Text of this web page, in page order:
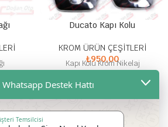
Ducato Kapı Kolu
KROM ÜRÜN ÇEŞİTLERİ
₺950,00
Kapı Kolu Krom Nikelaj
Whatsapp Destek Hattı
Temsilcisi